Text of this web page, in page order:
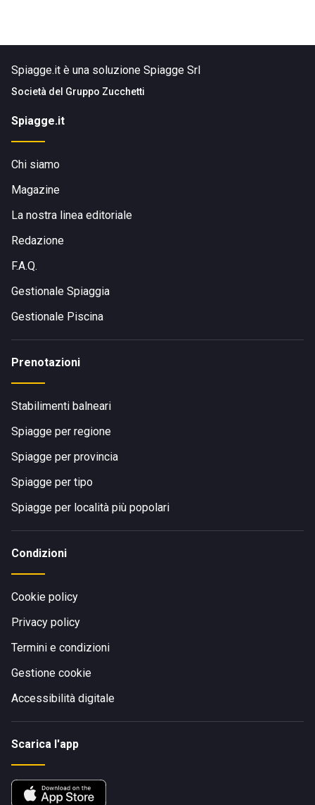
Spiagge.it è una soluzione Spiagge Srl
Società del Gruppo Zucchetti
Spiagge.it
Chi siamo
Magazine
La nostra linea editoriale
Redazione
F.A.Q.
Gestionale Spiaggia
Gestionale Piscina
Prenotazioni
Stabilimenti balneari
Spiagge per regione
Spiagge per provincia
Spiagge per tipo
Spiagge per località più popolari
Condizioni
Cookie policy
Privacy policy
Termini e condizioni
Gestione cookie
Accessibilità digitale
Scarica l'app